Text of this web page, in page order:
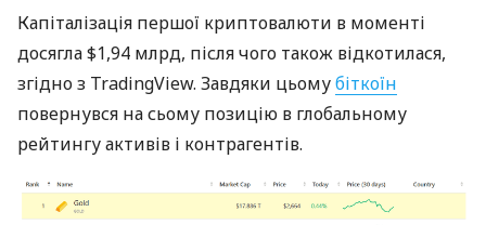
Капіталізація першої криптовалюти в моменті
досягла $1,94 млрд, після чого також відкотилася,
згідно з TradingView. Завдяки цьомубіткоїн
повернувся на сьому позицію в глобальному
рейтингу активів і контрагентів.